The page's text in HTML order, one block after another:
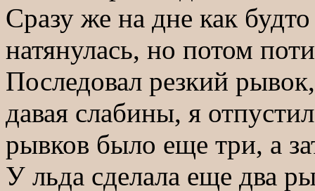
Сразу же на дне как
натянулась, но потом
Последовал резкий
давая слабины, я
рывков было еще три, а
У льда сделала еще два